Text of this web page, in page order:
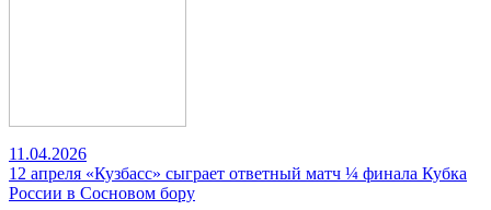
11.04.2026
12 апреля «Кузбасс» сыграет ответный матч ¼ финала Кубка
России в Сосновом бору